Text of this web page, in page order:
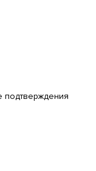
подтверждения